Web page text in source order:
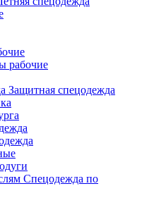
рабочие
Защитная спецодежда
Спецодежда по